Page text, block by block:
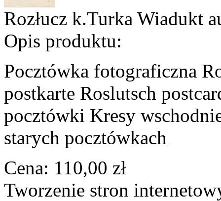
Rozłucz k.Turka Wiadukt
Opis produktu:
Pocztówka fotograficzna
postkarte Roslutsch
pocztówki Kresy
starych pocztówkach
Cena: 110,00 zł
Tworzenie stron